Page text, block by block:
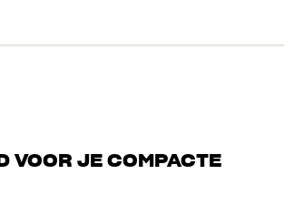
VOOR JE COMPACTE